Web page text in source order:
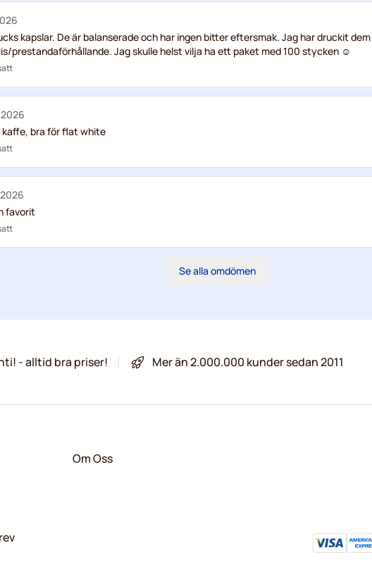
kapslar. De är balanserade och har ingen bitter eftersmak. Jag har druckit
prestandaförhållande. Jag skulle helst vilja ha ett paket med 100 stycken ☺️
kaffe, bra för flat white
favorit
Se alla omdömen
- alltid bra priser! Mer än 2.000.000 kunder sedan 2011
Om Oss